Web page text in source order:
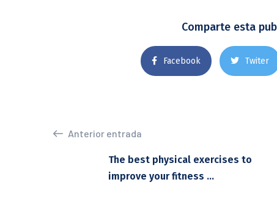
Comparte esta
Facebook Twiter
Anterior entrada
The best physical exercises to
improve your fitness ...